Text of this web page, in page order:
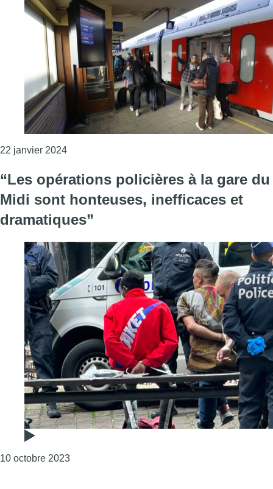
22 janvier 2024Consulter l'article "Intrusion sur les voies : la
“Les opérations policières à la gare du
Midi sont honteuses, inefficaces et
dramatiques”
10 octobre 2023Consulter l'article "“Les opérations policières